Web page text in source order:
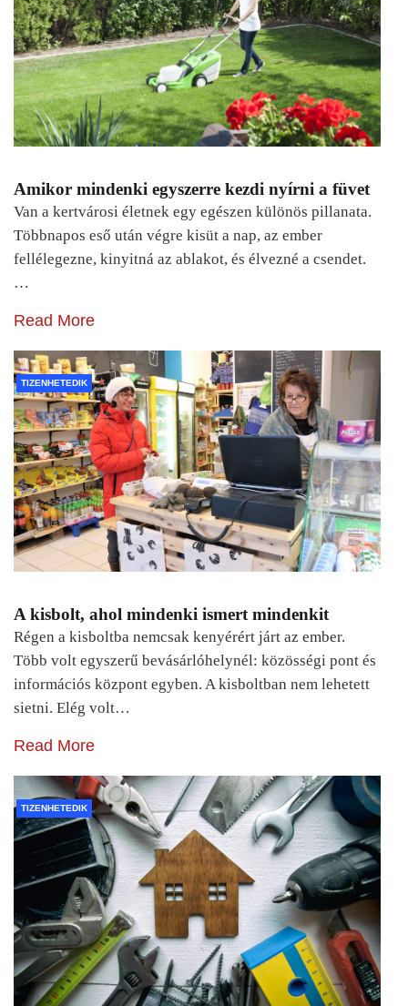
Amikor mindenki egyszerre kezdi nyírni a füvet
Van a kertvárosi életnek egy egészen különös pillanata.
Többnapos eső után végre kisüt a nap, az ember
fellélegezne, kinyitná az ablakot, és élvezné a csendet.
…
Read More
TIZENHETEDIK
A kisbolt, ahol mindenki ismert mindenkit
Régen a kisboltba nemcsak kenyérért járt az ember.
Több volt egyszerű bevásárlóhelynél: közösségi pont és
információs központ egyben. A kisboltban nem lehetett
sietni. Elég volt…
Read More
TIZENHETEDIK